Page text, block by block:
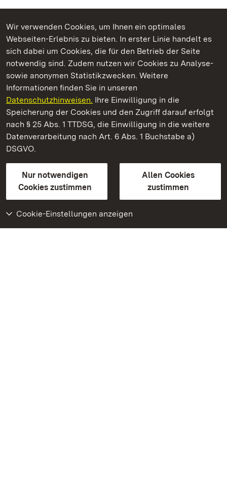
Wir verwenden Cookies, um Ihnen ein optimales
Webseiten-Erlebnis zu bieten. In erster Linie handelt es
sich dabei um Cookies, die für den Betrieb der Seite
notwendig sind. Zudem nutzen wir Cookies zu Analyse-
sowie anonymen Statistikzwecken. Weitere
Informationen finden Sie in unseren
Datenschutzhinweisen. Ihre Einwilligung in die
Speicherung der Cookies und den Zugriff darauf erfolgt
nach § 25 Abs. 1 TTDSG, die Einwilligung in die weitere
Datenverarbeitung nach Art. 6 Abs. 1 Buchstabe a)
DSGVO.
Nur notwendigen
Cookies zustimmen
Allen Cookies
zustimmen
Cookie-Einstellungen anzeigen
Kommen. Staunen. Genießen.
Staatliche Schlösser und Gärten Baden‑Württemberg
Staatliche Schlösser und Gärten Baden-Württemberg
Kontakt
GebärdenspracheLeichte Sprache
Erklärung zur Barrierefreiheit
BITV-konform (geprüfte Seiten)
Weiteres